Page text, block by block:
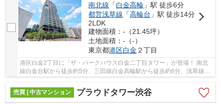
南北線 「白金高輪 」駅 徒歩6分
都営浅草線 「高輪台 」駅 徒歩14分
2LDK
建物面積：-（21.45坪）
土地面積：-（-）
東京都港区白金 ２丁目
港区白金2丁目に「ザ・パークハウス白金二丁目タワー」が登場！ 南北
線白金台駅から徒歩約5分、三田線白金高輪駅から徒歩約6分、浅草線高
輪台駅から徒歩約14分。 3路線3駅利用可能な大...
売買 | 中古マンション
プラウドタワー渋谷